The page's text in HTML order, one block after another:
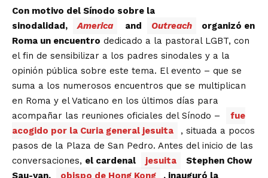
Con motivo del Sínodo sobre la
sinodalidad,
America and Outreach
organizó en
Roma un encuentro dedicado a la pastoral LGBT, con
el fin de sensibilizar a los padres sinodales y a la
opinión pública sobre este tema. El evento – que se
suma a los numerosos encuentros que se multiplican
en Roma y el Vaticano en los últimos días para
acompañar las reuniones oficiales del Sínodo –
fue
acogido por la Curia general jesuita
, situada a pocos
pasos de la Plaza de San Pedro. Antes del inicio de las
conversaciones, el cardenal jesuita
Stephen Chow
Sau-yan,
obispo de Hong Kong
, inauguró la